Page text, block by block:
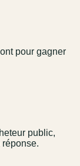
pour gagner
public,
réponse.